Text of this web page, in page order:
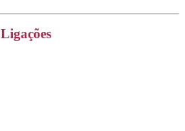
Ligações